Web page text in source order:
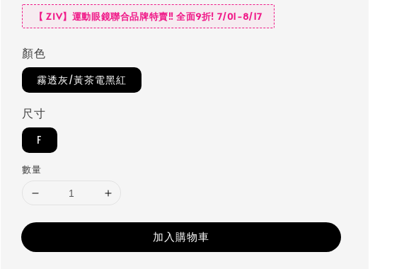
【 ZIV】運動眼鏡聯合品牌特賣‼️ 全面9折! 7/01-8/17
顏色
霧透灰/黃茶電黑紅
尺寸
F
數量
加入購物車